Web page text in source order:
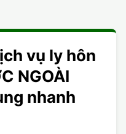
vụ ly hôn
NGOÀI
nhanh